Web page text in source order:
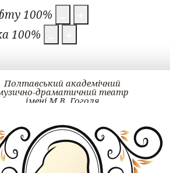
100%
100%
Полтавський академічний
драматичний театр
імені М.В. Гоголя